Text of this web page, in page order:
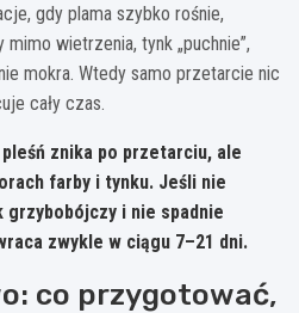
gdy plama szybko rośnie,
wietrzenia, tynk „puchnie”,
mokra. Wtedy samo przetarcie nic
cały czas.
znika po przetarciu, ale
farby i tynku. Jeśli nie
i nie spadnie
zwykle w ciągu 7–21 dni.
co przygotować,